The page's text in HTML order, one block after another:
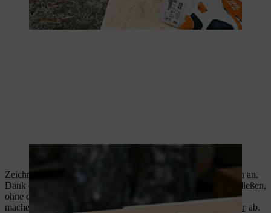
Dank Schleifpapier werden alle Ecken und Kanten glatt.
Zeichnen Sie die Schrägung an den zukünftigen Seitenwänden an.
Dank dieser Schrägung kann das Regenwasser vom Dach abfließen,
ohne dabei die Wände des Igelhauses zu berühren und nass zu
machen. Sägen Sie die Schrägungen mit dem
Gehölzschneider ab.